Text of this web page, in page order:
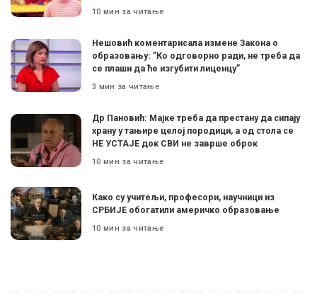
10 мин за читање
Нешовић коментарисала измене Закона о
образовању: ”Ко одговорно ради, не треба да
се плаши да ће изгубити лиценцу”
3 мин за читање
Др Пановић: Мајке треба да престану да сипају
храну у тањире целој породици, а од стола се
НЕ УСТАЈЕ док СВИ не заврше оброк
10 мин за читање
Како су учитељи, професори, научници из
СРБИЈЕ обогатили америчко образовање
10 мин за читање